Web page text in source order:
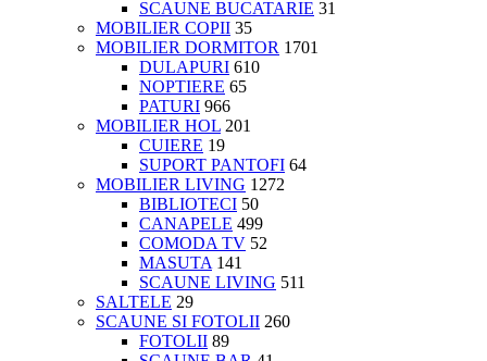
SCAUNE BUCATARIE 31
MOBILIER COPII 35
MOBILIER DORMITOR 1701
DULAPURI 610
NOPTIERE 65
PATURI 966
MOBILIER HOL 201
CUIERE 19
SUPORT PANTOFI 64
MOBILIER LIVING 1272
BIBLIOTECI 50
CANAPELE 499
COMODA TV 52
MASUTA 141
SCAUNE LIVING 511
SALTELE 29
SCAUNE SI FOTOLII 260
FOTOLII 89